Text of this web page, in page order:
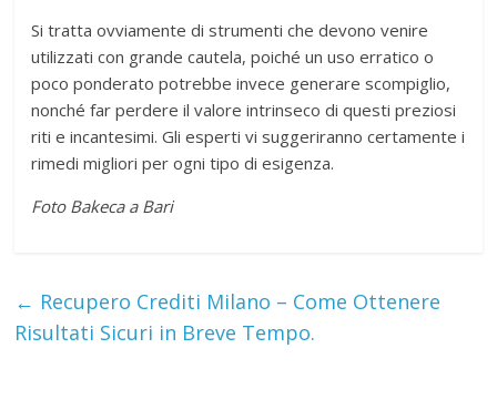
Si tratta ovviamente di strumenti che devono venire
utilizzati con grande cautela, poiché un uso erratico o
poco ponderato potrebbe invece generare scompiglio,
nonché far perdere il valore intrinseco di questi preziosi
riti e incantesimi. Gli esperti vi suggeriranno certamente i
rimedi migliori per ogni tipo di esigenza.
Foto Bakeca a Bari
← Recupero Crediti Milano – Come Ottenere
Risultati Sicuri in Breve Tempo.